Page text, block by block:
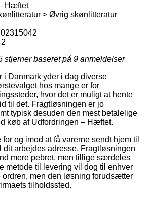
Hæftet
> Øvrig skønlitteratur
stjerner baseret på 9 anmeldelser
i Danmark yder i dag diverse
hos mange er for
hvor det er muligt at hente
til det. Fragtløsningen er jo
typisk desuden den mest betalelige
køb af Udfordringen – Hæftet.
og imod at få varerne sendt hjem til
dit arbejdes adresse. Fragtløsningen
mere pebret, men tillige særdeles
metode til levering vil dog til enhver
men den løsning forudsætter
tilholdssted.